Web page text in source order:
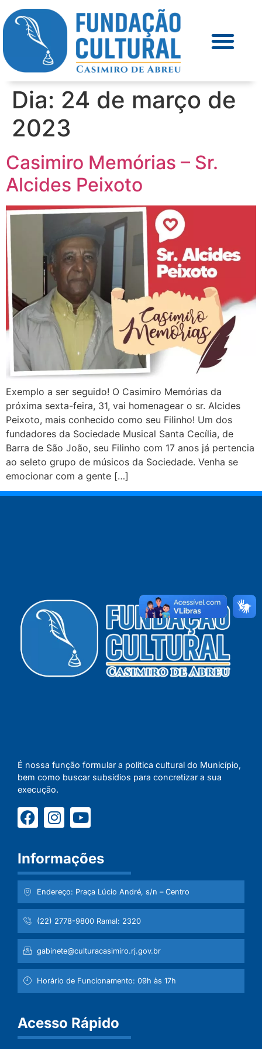
Dia: 24 de março de
2023
Casimiro Memórias – Sr.
Alcides Peixoto
Exemplo a ser seguido! O Casimiro Memórias da
próxima sexta-feira, 31, vai homenagear o sr. Alcides
Peixoto, mais conhecido como seu Filinho! Um dos
fundadores da Sociedade Musical Santa Cecília, de
Barra de São João, seu Filinho com 17 anos já pertencia
ao seleto grupo de músicos da Sociedade. Venha se
emocionar com a gente […]
É nossa função formular a política cultural do Município,
bem como buscar subsídios para concretizar a sua
execução.
Informações
Endereço: Praça Lúcio André, s/n – Centro
(22) 2778-9800 Ramal: 2320
gabinete@culturacasimiro.rj.gov.br
Horário de Funcionamento: 09h às 17h
Acesso Rápido